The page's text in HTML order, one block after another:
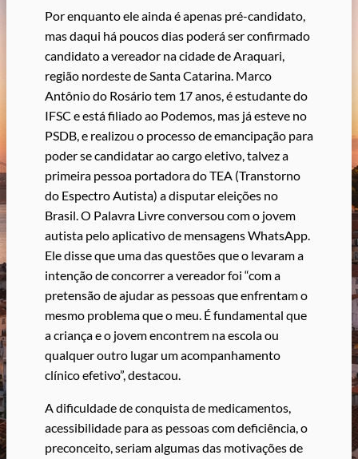
Por enquanto ele ainda é apenas pré-candidato,
mas daqui há poucos dias poderá ser confirmado
candidato a vereador na cidade de Araquari,
região nordeste de Santa Catarina. Marco
Antônio do Rosário tem 17 anos, é estudante do
IFSC e está filiado ao Podemos, mas já esteve no
PSDB, e realizou o processo de emancipação para
poder se candidatar ao cargo eletivo, talvez a
primeira pessoa portadora do TEA (Transtorno
do Espectro Autista) a disputar eleições no
Brasil. O Palavra Livre conversou com o jovem
autista pelo aplicativo de mensagens WhatsApp.
Ele disse que uma das questões que o levaram a
intenção de concorrer a vereador foi “com a
pretensão de ajudar as pessoas que enfrentam o
mesmo problema que o meu. É fundamental que
a criança e o jovem encontrem na escola ou
qualquer outro lugar um acompanhamento
clínico efetivo”, destacou.
A dificuldade de conquista de medicamentos,
acessibilidade para as pessoas com deficiência, o
preconceito, seriam algumas das motivações de